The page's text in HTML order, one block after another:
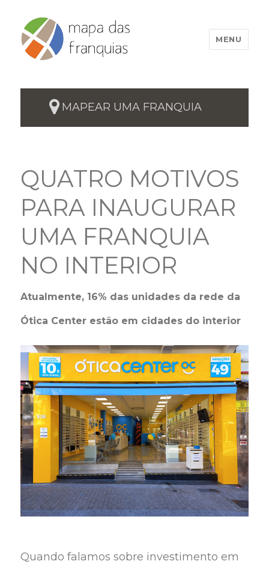
MENU
MAPEAR UMA FRANQUIA
QUATRO MOTIVOS
PARA INAUGURAR
UMA FRANQUIA
NO INTERIOR
Atualmente, 16% das unidades da rede da
Ótica Center estão em cidades do interior
Quando falamos sobre investimento em